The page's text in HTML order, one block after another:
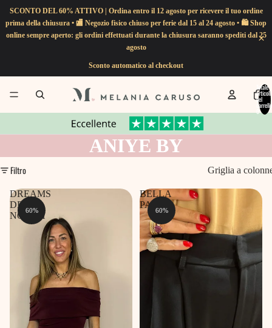
SCONTO DEL 60% ATTIVO | Ordina entro il 12 agosto per ricevere il tuo ordine
prima della chiusura • 🏬 Negozio fisico chiuso per ferie dal 15 al 24 agosto • 🛍️ Shop
online sempre aperto: gli ordini effettuati durante la chiusura saranno spediti dal 25
agosto
Sconto automatico al checkout
Totale
articoli
nel
0
ANIYE BY
Filtro Griglia a
DREAMS
DRESS
NORAH
60%
BELLA
PANTS
60%